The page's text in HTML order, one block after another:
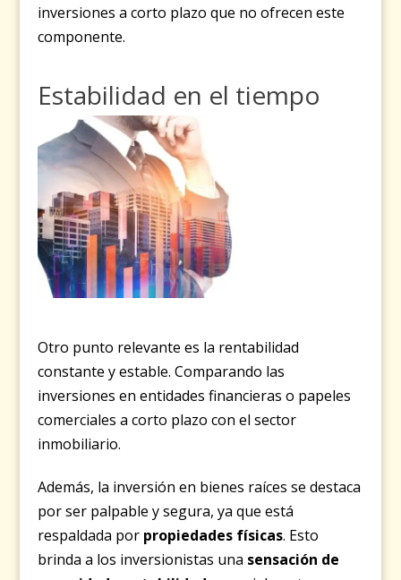
inversiones a corto plazo que no ofrecen este
componente.
Estabilidad en el tiempo
Otro punto relevante es la rentabilidad
constante y estable. Comparando las
inversiones en entidades financieras o papeles
comerciales a corto plazo con el sector
inmobiliario.
Además, la inversión en bienes raíces se destaca
por ser palpable y segura, ya que está
respaldada por propiedades físicas. Esto
brinda a los inversionistas una sensación de